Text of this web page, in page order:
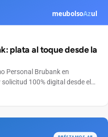
plata al toque desde la
Personal Brubank en
100% digital desde el